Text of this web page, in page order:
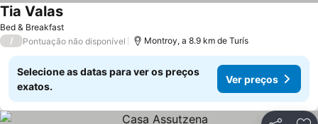
Bed & Breakfast
Tia ValasVer preços
/ Pontuação não disponível Montroy, a 8.9 km de Turís
Selecione as datas para ver os preços
exatos.
Ver preços